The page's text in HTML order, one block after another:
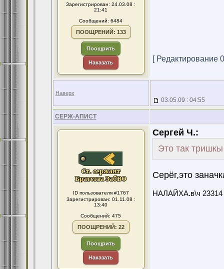
Зарегистрирован: 24.03.08 :
21:41
Сообщений: 6484
ПООЩРЕНИЙ: 133
Поощрить
Наказать [ Редактирование
Наверх
03.05.09 : 04:55
СЕРЖ-АПИСТ
ID пользователя #1767
Зарегистрирован: 01.11.08 :
13:40
Сообщений: 475
ПООЩРЕНИЙ: 22
Поощрить
Наказать
Сергей Ч.:
Это так
Серёг,это
НАЛАЙХА.в\ч 23314